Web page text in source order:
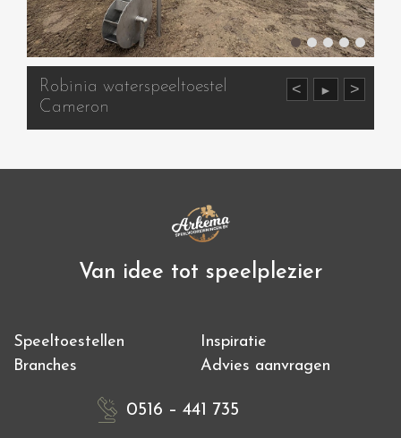
< ► >
Robinia waterspeeltoestel
Cameron
Van idee tot speelplezier
Speeltoestellen
Inspiratie
Branches
Advies aanvragen
0516 – 441 735